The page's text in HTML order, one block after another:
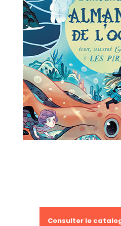
Consulter le